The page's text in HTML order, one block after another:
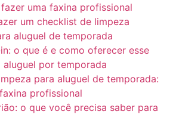
uma faxina profissional
um checklist de limpeza
aluguel de temporada
o que é e como oferecer esse
aluguel por temporada
para aluguel de temporada:
profissional
o que você precisa saber para